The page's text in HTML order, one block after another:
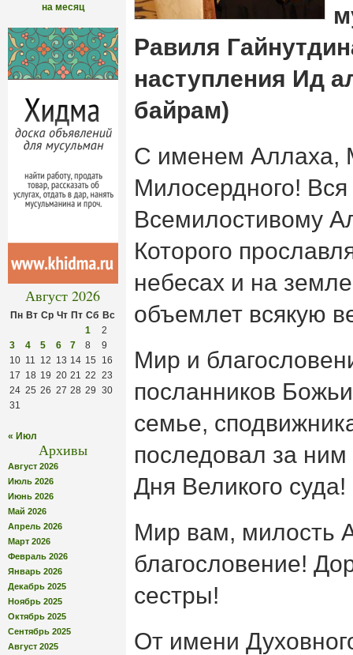
на месяц
Август 2026
Пн Вт Ср Чт Пт Сб Вс
1
2
3
4 5 6 7 8
9
10 11 12 13 14 15
16
17 18 19 20 21 22 23
24 25 26 27 28 29 30
31
« Июл
Архивы
Август 2026
Июль 2026
Июнь 2026
Май 2026
Апрель 2026
Март 2026
Февраль 2026
Январь 2026
Декабрь 2025
Ноябрь 2025
Октябрь 2025
Сентябрь 2025
Август 2025
Равиля
наступления Ид
байрам)
С именем Аллаха,
Милосердного! Вся
Всемилостивому
Которого
небесах и на
объемлет всякую
Мир и
посланников
семье,
последовал за
Дня Великого суда!
Мир вам, милость
благословение!
сестры!
От имени